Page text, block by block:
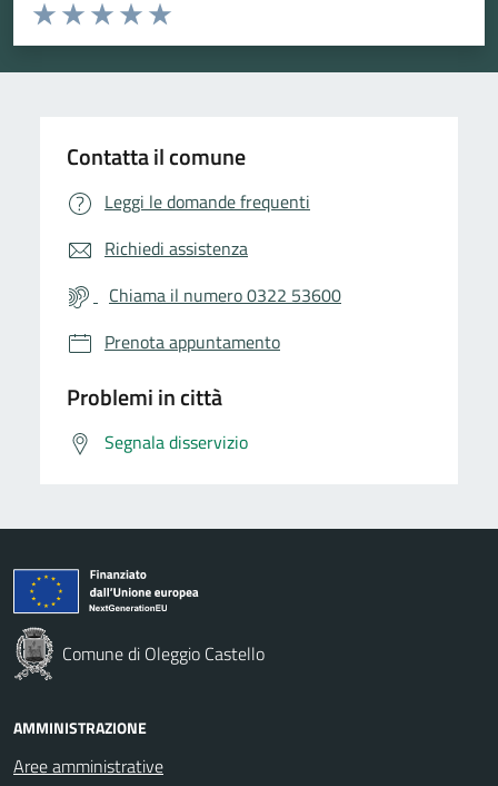
Valuta da 1 a 5 stelle la pagina
Valuta 5 stelle su 5
Valuta 4 stelle su 5
Valuta 3 stelle su 5
Valuta 2 stelle su 5
Valuta 1 stelle su 5
Contatta il comune
Leggi le domande frequenti
Richiedi assistenza
Chiama il numero 0322 53600
Prenota appuntamento
Problemi in città
Segnala disservizio
Comune di Oleggio Castello
AMMINISTRAZIONE
Aree amministrative